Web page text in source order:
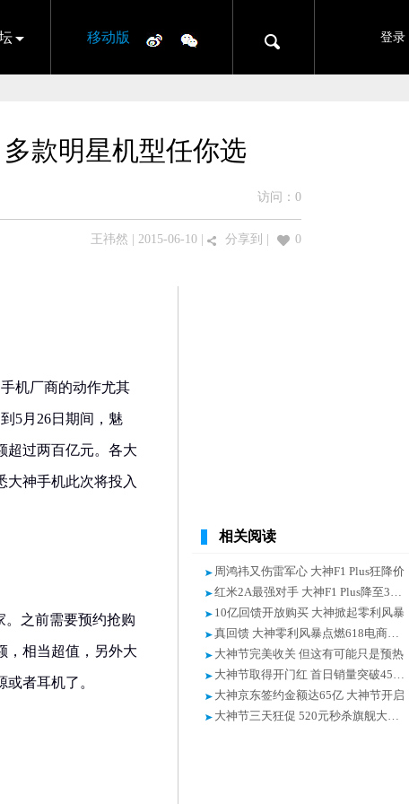
移动版 登录
款明星机型任你选
访问： 0
王祎然 | 2015-06-10 | 分享到 0
机厂商的动作尤其
5月26日期间，魅
超过两百亿元。各大
大神手机此次将投入
。之前需要预约抢购
，相当超值，另外大
者耳机了。
相关阅读
周鸿祎又伤雷军心 大神F1 Plus狂降价
红米2A最强对手 大神F1 Plus降至399元
10亿回馈开放购买 大神掀起零利风暴
真回馈 大神零利风暴点燃618电商大战
大神节完美收关 但这有可能只是预热
大神节取得开门红 首日销量突破45万单
大神京东签约金额达65亿 大神节开启
大神节三天狂促 520元秒杀旗舰大神X7